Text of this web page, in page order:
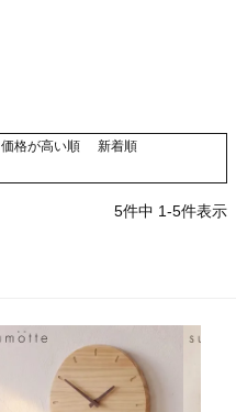
価格が高い順
新着順
5件中 1-5件表示